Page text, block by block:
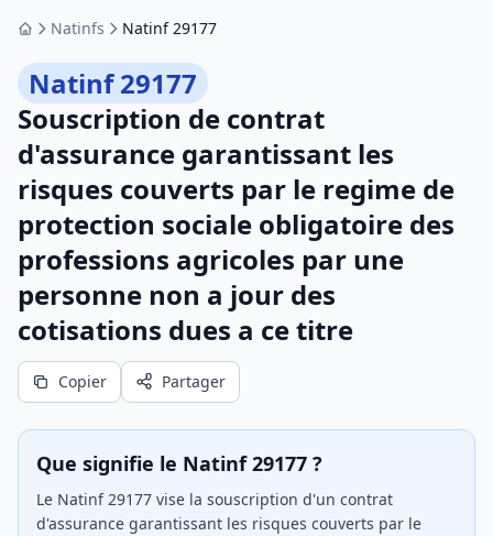
AccueilNatinfs Natinf 29177
Natinf 29177
Souscription de contrat
d'assurance garantissant les
risques couverts par le regime de
protection sociale obligatoire des
professions agricoles par une
personne non a jour des
cotisations dues a ce titre
Copier Partager
Que signifie le Natinf 29177 ?
Le Natinf 29177 vise la souscription d'un contrat
d'assurance garantissant les risques couverts par le